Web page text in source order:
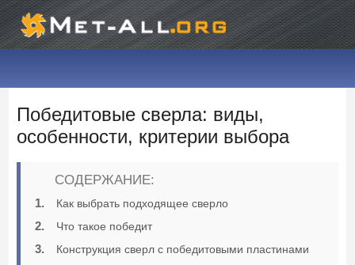
Победитовые сверла: виды,
особенности, критерии выбора
СОДЕРЖАНИЕ:
Как выбрать подходящее сверло
Что такое победит
Конструкция сверл с победитовыми пластинами